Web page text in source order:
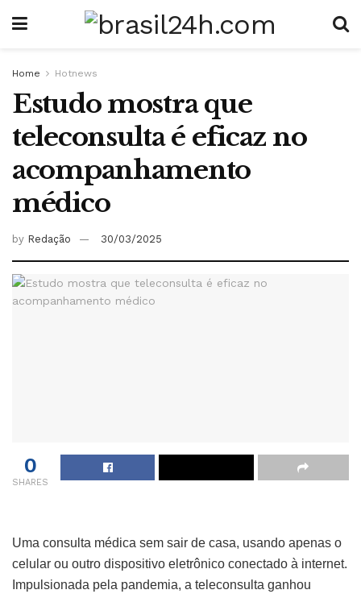
Home Hotnews
Estudo mostra que
teleconsulta é eficaz no
acompanhamento
médico
by Redação 30/03/2025
0
SHARES
Uma consulta médica sem sair de casa, usando apenas o
celular ou outro dispositivo eletrônico conectado à internet.
Impulsionada pela pandemia, a teleconsulta ganhou